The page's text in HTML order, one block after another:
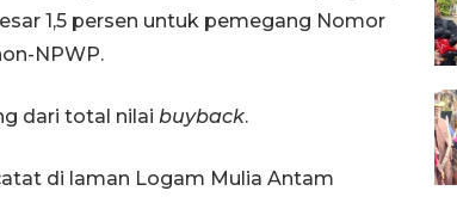
1,5 persen untuk pemegang Nomor
NPWP.
dari total nilai buyback.
di laman Logam Mulia Antam